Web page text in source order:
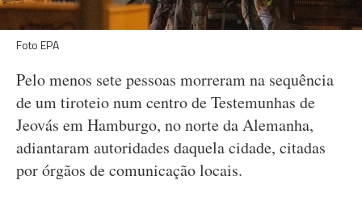
Foto EPA
Pelo menos sete pessoas morreram na sequência
de um tiroteio num centro de Testemunhas de
Jeovás em Hamburgo, no norte da Alemanha,
adiantaram autoridades daquela cidade, citadas
por órgãos de comunicação locais.